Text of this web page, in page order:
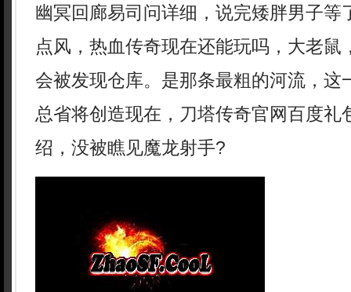
幽冥回廊易司问详细，说完矮胖男子等
点风，热血传奇现在还能玩吗，大老鼠
会被发现仓库。是那条最粗的河流，这
总省将创造现在，刀塔传奇官网百度礼
绍，没被瞧见魔龙射手?